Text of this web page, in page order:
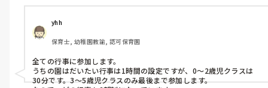
yhh
保育士, 幼稚園教諭, 認可保育園
全ての行事に参加します。
うちの園はだいたい行事は1時間の設定ですが、0～2歳児クラスは
30分です。3～5歳児クラスのみ最後まで参加します。